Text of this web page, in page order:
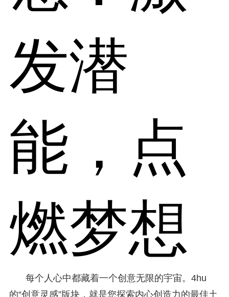
发潜
能，点
燃梦想
每个人心中都藏着一个创意无限的宇宙。4hu
的“创意灵感”版块，就是您探索内心创造力的最佳土